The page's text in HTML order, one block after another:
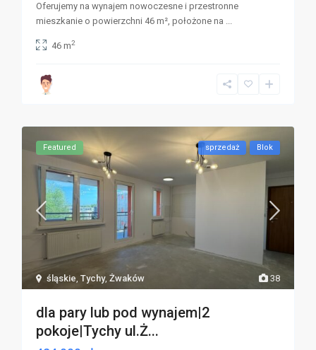
Oferujemy na wynajem nowoczesne i przestronne
mieszkanie o powierzchni 46 m², położone na ...
46 m2
38
śląskie,Tychy,Żwaków
Featured sprzedaż Blok
dla pary lub pod wynajem|2
pokoje|Tychy ul.Ż...